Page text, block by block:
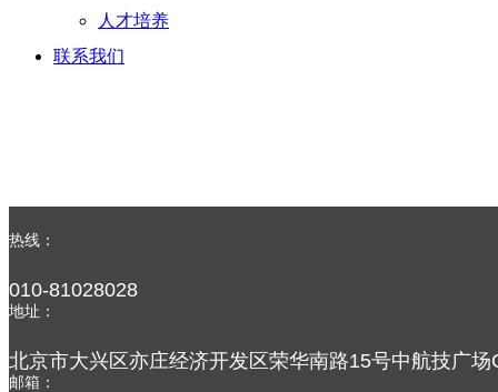
人才培养
联系我们
热线：
010-81028028
地址：
北京市大兴区亦庄经济开发区荣华南路15号中航技广场
邮箱：